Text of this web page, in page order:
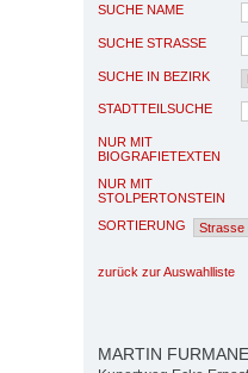
SUCHE NAME
SUCHE STRASSE
SUCHE IN BEZIRK
STADTTEILSUCHE
NUR MIT
BIOGRAFIETEXTEN
NUR MIT
STOLPERTONSTEIN
SORTIERUNG
zurück zur Auswahlliste
MARTIN